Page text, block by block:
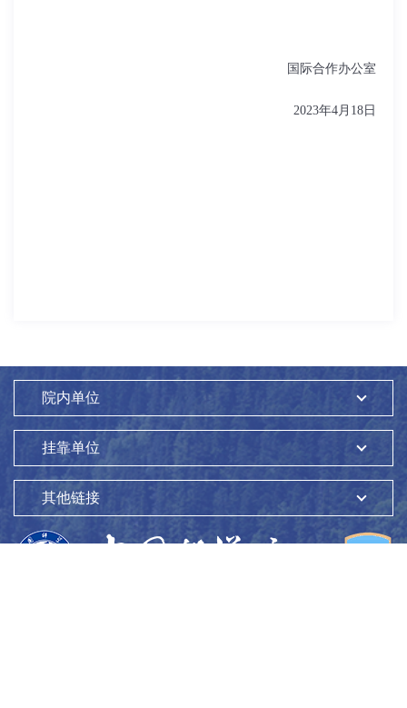
国际合作办公室
2023年4 月 18日
院内单位
挂靠单位
其他链接